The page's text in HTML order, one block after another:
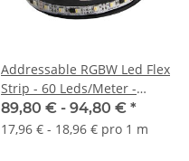
Addressable RGBW Led Flex
Strip - 60 Leds/Meter -
DC12V - 5 Meter Typ
UCS2904 - WS2812b
89,80 € - 94,80 € *
17,96 € - 18,96 € pro 1 m